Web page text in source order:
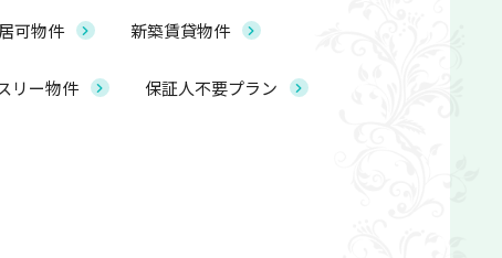
可物件 新築賃貸物件
リー物件 保証人不要プラン